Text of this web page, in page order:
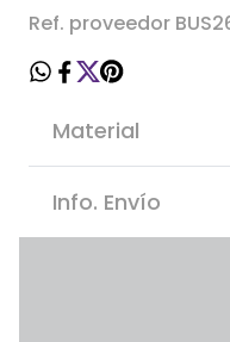
Ref. proveedor
Material
Info. Envío